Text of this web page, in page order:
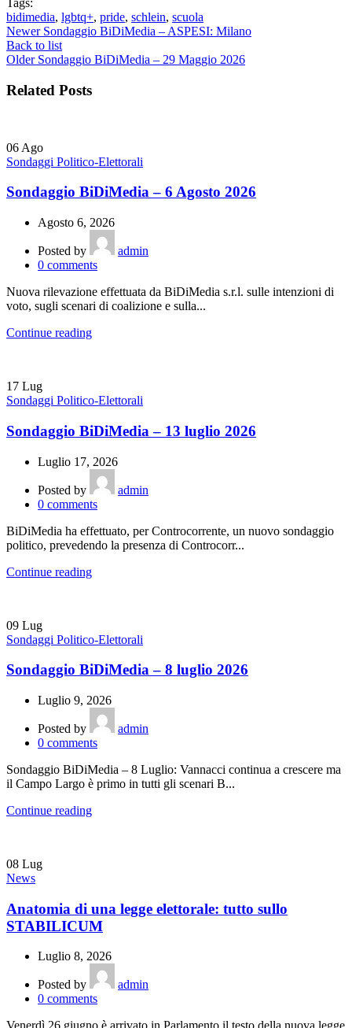
Tags:
bidimedia, lgbtq+, pride, schlein, scuola
Newer Sondaggio BiDiMedia – ASPESI: Milano
Back to list
Older Sondaggio BiDiMedia – 29 Maggio 2026
Related Posts
06 Ago
Sondaggi Politico-Elettorali
Sondaggio BiDiMedia – 6 Agosto 2026
Agosto 6, 2026
Posted by
admin
0 comments
Nuova rilevazione effettuata da BiDiMedia s.r.l. sulle intenzioni di
voto, sugli scenari di coalizione e sulla...
Continue reading
17 Lug
Sondaggi Politico-Elettorali
Sondaggio BiDiMedia – 13 luglio 2026
Luglio 17, 2026
Posted by
admin
0 comments
BiDiMedia ha effettuato, per Controcorrente, un nuovo sondaggio
politico, prevedendo la presenza di Controcorr...
Continue reading
09 Lug
Sondaggi Politico-Elettorali
Sondaggio BiDiMedia – 8 luglio 2026
Luglio 9, 2026
Posted by
admin
0 comments
Sondaggio BiDiMedia – 8 Luglio: Vannacci continua a crescere ma
il Campo Largo è primo in tutti gli scenari B...
Continue reading
08 Lug
News
Anatomia di una legge elettorale: tutto sullo
STABILICUM
Luglio 8, 2026
Posted by
admin
0 comments